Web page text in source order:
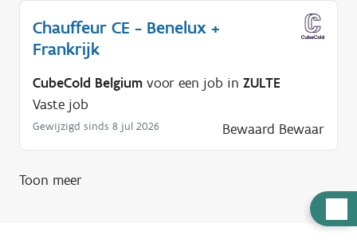
u
Chauffeur CE - Benelux +
Frankrijk
CubeCold Belgium voor een job in ZULTE
Vaste job
Gewijzigd sinds 8 jul 2026 Bewaard Bewaar
Toon meer